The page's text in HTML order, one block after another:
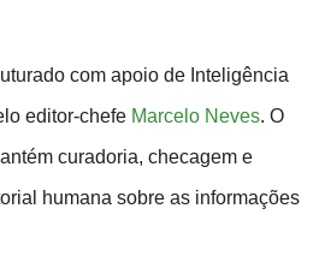
com apoio de Inteligência
editor-chefe Marcelo Neves. O
curadoria, checagem e
humana sobre as informações